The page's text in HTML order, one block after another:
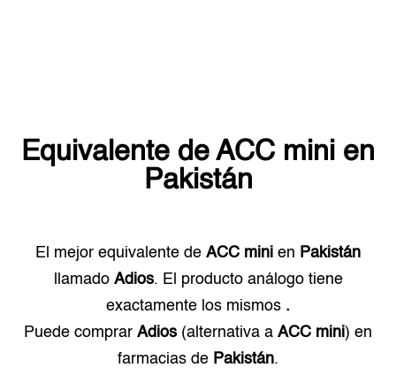
Equivalente de ACC mini en
Pakistán
El mejor equivalente de ACC mini en Pakistán
llamado Adios. El producto análogo tiene
exactamente los mismos .
Puede comprar Adios (alternativa a ACC mini) en
farmacias de Pakistán.